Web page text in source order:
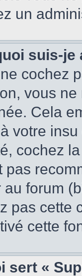
un
suis-je
cochez
vous
Cela
votre
cochez
pas
au forum
pas cette
cette
sert «